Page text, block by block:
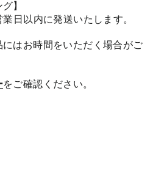
】
日以内に発送いたします。
はお時間をいただく場合がご
をご確認ください。